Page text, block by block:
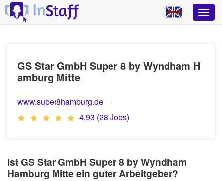
GS Star GmbH Super 8 by Wyndham H
amburg Mitte
www.super8hamburg.de
4,93 (28 Jobs)
Ist GS Star GmbH Super 8 by Wyndham
Hamburg Mitte ein guter Arbeitgeber?